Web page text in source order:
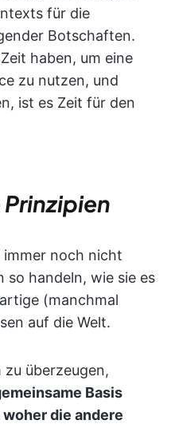
für die
Botschaften.
haben, um eine
zu nutzen, und
ist es Zeit für den
immer noch nicht
so handeln, wie sie es
(manchmal
auf die Welt.
überzeugen,
Basis
die andere